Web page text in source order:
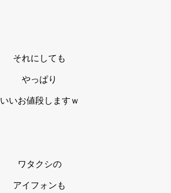
それにしても
やっぱり
いいお値段しますｗ
ワタクシの
アイフォンも